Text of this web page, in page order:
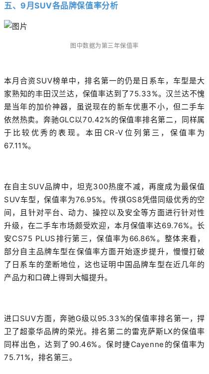
五、9月SUV各品牌保值率分析
图中数据为第三年保值率
本月合资SUV榜单中，排名第一的仍是日系车，车型是大
家熟知的丰田汉兰达，保值率达到了75.33%。汉兰达不愧
是当年的加价神器，虽说现在的新车优惠不小，但二手车
依然热卖。 奔驰GLC以70.42%的保值率排名第二，同样属
于比较优秀的表现。本田CR-V位列第三，保值率为
67.11%。
在自主SUV品牌中，坦克300热度不减，再度成为最保值
SUV车型，保值率为76.95%。传祺GS8凭借同级优秀的空
间，且针对平台、动力、操控以及安全等方面进行针对性
升级，在二手车市场颇受欢迎，本月保值率达69.76%。长
安CS75 PLUS排行第三，保值率为66.86%。整体来看，
部分自主品牌车型在保值率方面开始逐步提升，慢慢打破
了日系车的垄断地位，这也证明中国品牌车型在近几年的
产品力和口碑上得到大幅提升。
进口SUV方面，奔驰G级以95.33%的保值率排名第一，捍
卫了超豪华品牌的荣光。排名第二的雷克萨斯LX的保值率
同样出色，达到了90.46%。保时捷Cayenne的保值率为
75.71%，排名第三。